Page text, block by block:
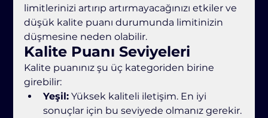
limitlerinizi artırıp artırmayacağınızı etkiler ve
düşük kalite puanı durumunda limitinizin
düşmesine neden olabilir.
Kalite Puanı Seviyeleri
Kalite puanınız şu üç kategoriden birine
girebilir:
Yeşil: Yüksek kaliteli iletişim. En iyi
sonuçlar için bu seviyede olmanız gerekir.